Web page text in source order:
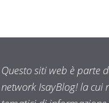
Questo siti web è parte
network IsayBlog! la cui